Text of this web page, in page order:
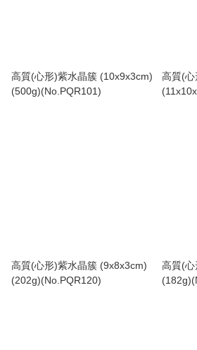
高質(心形)紫水晶簇 (10x9x3cm)
(500g)(No.PQR101)
高質(
高質(心形)紫水晶簇 (9x8x3cm)
(202g)(No.PQR120)
高質(